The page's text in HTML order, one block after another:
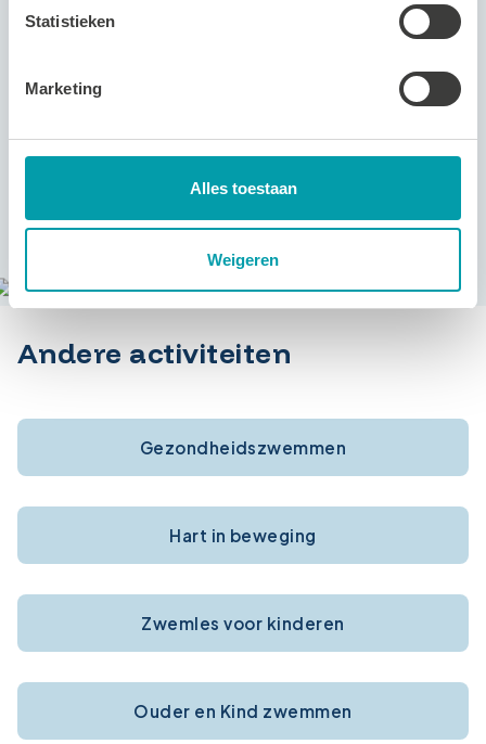
Statistieken
Marketing
Alles toestaan
Weigeren
Tarieven
Andere activiteiten
Gezondheidszwemmen
Hart in beweging
Zwemles voor kinderen
Ouder en Kind zwemmen